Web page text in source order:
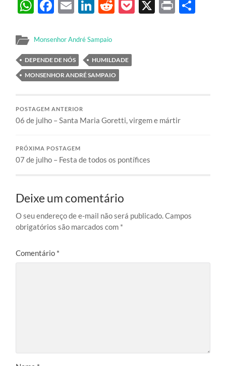
WhatsApp
Facebook
EmailLinkedIn
Reddit
Pocket
X Print
Monsenhor André Sampaio
DEPENDE DE NÓS
HUMILDADE
MONSENHOR ANDRÉ SAMPAIO
POSTAGEM ANTERIOR
06 de julho – Santa Maria Goretti, virgem e mártir
PRÓXIMA POSTAGEM
07 de julho – Festa de todos os pontífices
Deixe um comentário
O seu endereço de e-mail não será publicado. Campos
obrigatórios são marcados com *
Comentário *